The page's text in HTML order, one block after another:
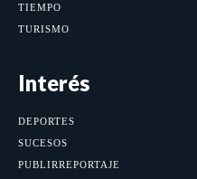
TIEMPO
TURISMO
Interés
DEPORTES
SUCESOS
PUBLIRREPORTAJE